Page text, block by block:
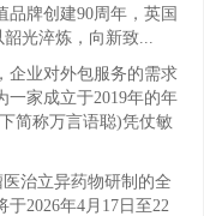
牌创建90周年，英国
韶光淬炼，向新致...
业对外包服务的需求
一家成立于2019年的年
简称万言语聪)凭仗敏
治立异药物研制的全
2026年4月17日至22